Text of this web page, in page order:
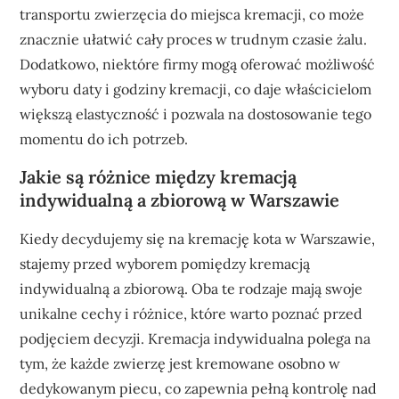
transportu zwierzęcia do miejsca kremacji, co może
znacznie ułatwić cały proces w trudnym czasie żalu.
Dodatkowo, niektóre firmy mogą oferować możliwość
wyboru daty i godziny kremacji, co daje właścicielom
większą elastyczność i pozwala na dostosowanie tego
momentu do ich potrzeb.
Jakie są różnice między kremacją
indywidualną a zbiorową w Warszawie
Kiedy decydujemy się na kremację kota w Warszawie,
stajemy przed wyborem pomiędzy kremacją
indywidualną a zbiorową. Oba te rodzaje mają swoje
unikalne cechy i różnice, które warto poznać przed
podjęciem decyzji. Kremacja indywidualna polega na
tym, że każde zwierzę jest kremowane osobno w
dedykowanym piecu, co zapewnia pełną kontrolę nad